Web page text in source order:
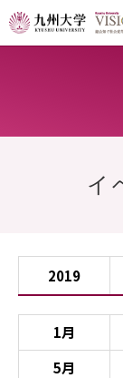
イ
2019
1月
5月